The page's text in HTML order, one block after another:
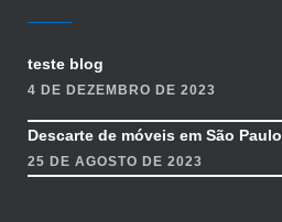
teste blog
4 DE DEZEMBRO DE 2023
Descarte de móveis em São Paulo
25 DE AGOSTO DE 2023